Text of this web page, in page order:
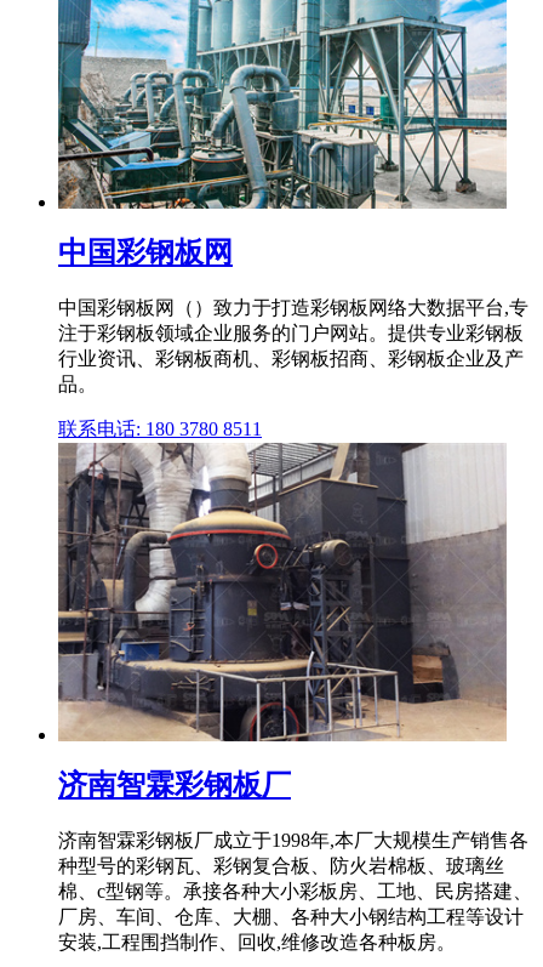
中国彩钢板网
中国彩钢板网（）致力于打造彩钢板网络大数据平台,专
注于彩钢板领域企业服务的门户网站。提供专业彩钢板
行业资讯、彩钢板商机、彩钢板招商、彩钢板企业及产
品。
联系电话: 180 3780 8511
济南智霖彩钢板厂
济南智霖彩钢板厂成立于1998年,本厂大规模生产销售各
种型号的彩钢瓦、彩钢复合板、防火岩棉板、玻璃丝
棉、c型钢等。承接各种大小彩板房、工地、民房搭建、
厂房、车间、仓库、大棚、各种大小钢结构工程等设计
安装,工程围挡制作、回收,维修改造各种板房。